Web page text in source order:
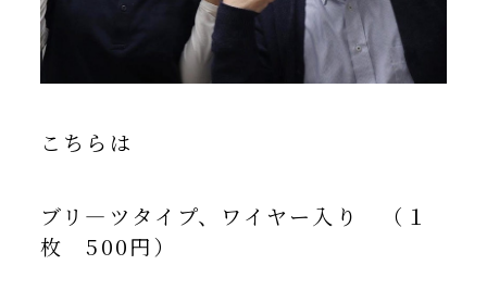
こちらは
ブリ―ツタイプ、ワイヤー入り （１
枚 500円）